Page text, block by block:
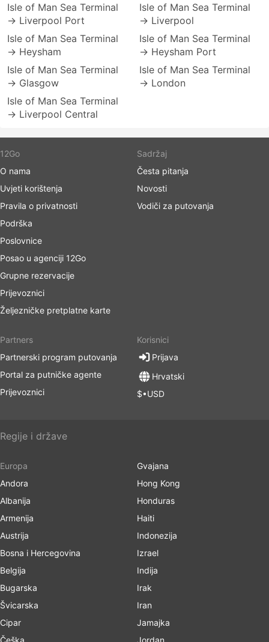
Isle of Man Sea Terminal
→ Liverpool Port
Isle of Man Sea Terminal
→ Heysham
Isle of Man Sea Terminal
→ Glasgow
Isle of Man Sea Terminal
→ Liverpool Central
Isle of Man Sea Terminal
→ Liverpool
Isle of Man Sea Terminal
→ Heysham Port
Isle of Man Sea Terminal
→ London
12Go
O nama
Uvjeti korištenja
Pravila o privatnosti
Podrška
Poslovnice
Posao u agenciji 12Go
Grupne rezervacije
Prijevoznici
Željezničke pretplatne karte
Sadržaj
Česta pitanja
Novosti
Vodiči za putovanja
Partners
Partnerski program putovanja
Portal za putničke agente
Prijevoznici
Korisnici
Prijava
Hrvatski
$•USD
Regije i države
Europa
Andora
Albanija
Armenija
Austrija
Bosna i Hercegovina
Belgija
Bugarska
Švicarska
Cipar
Češka
Gvajana
Hong Kong
Honduras
Haiti
Indonezija
Izrael
Indija
Irak
Iran
Jamajka
Jordan